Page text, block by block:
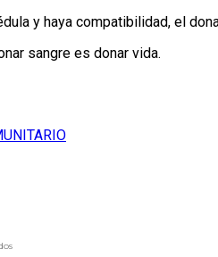
y haya compatibilidad, el
sangre es donar vida.